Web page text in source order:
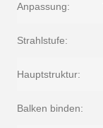
Anpassung:
Strahlstufe:
Hauptstruktur:
Balken binden: